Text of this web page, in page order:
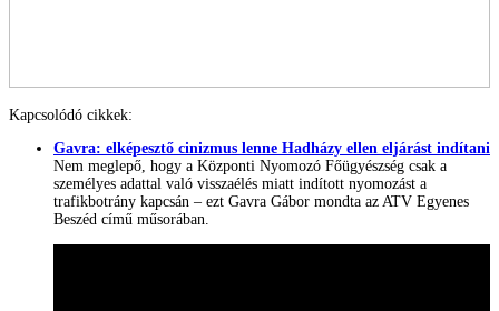
Kapcsolódó cikkek:
Gavra: elképesztő cinizmus lenne Hadházy ellen eljárást indítani
Nem meglepő, hogy a Központi Nyomozó Főügyészség csak a
személyes adattal való visszaélés miatt indított nyomozást a
trafikbotrány kapcsán – ezt Gavra Gábor mondta az ATV Egyenes
Beszéd című műsorában.